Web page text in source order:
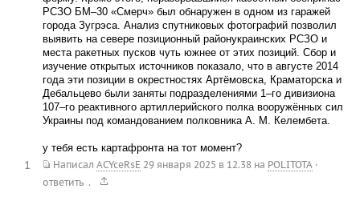
РСЗО БМ–30 «Смерч» был обнаружен в одном из гаражей
города Зугрэса. Анализ спутниковых фотографий позволил
выявить на севере позиционный районукраинских РСЗО и
места ракетных пусков чуть южнее от этих позиций. Сбор и
изучение открытых источников показало, что в августе 2014
года эти позиции в окрестностях Артёмовска, Краматорска и
Дебальцево были заняты подразделениями 1–го дивизиона
107–го реактивного артиллерийского полка вооружённых сил
Украины под командованием полковника А. М. Келембета.
у тебя есть картафронта на тот момент?
Написал ACYceRsE 29 января 2025 в 12.38на POLITOTA ·
ответить .
1